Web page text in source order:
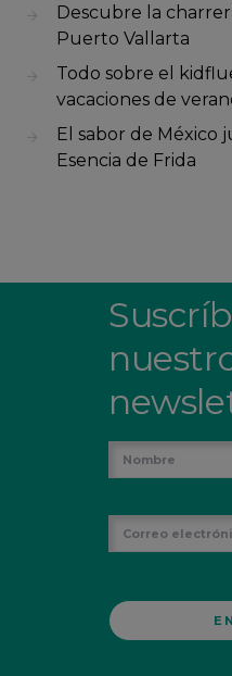
Descubre la
Puerto Vallarta
Todo sobre el
vacaciones de
El sabor de México
Esencia de Frida